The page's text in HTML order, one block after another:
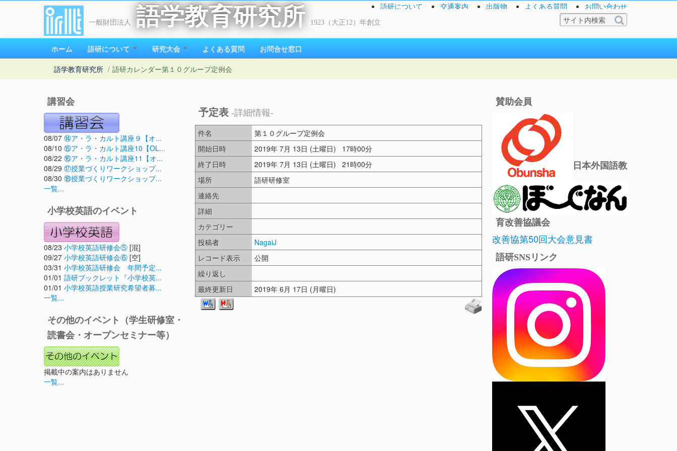
一般財団法人 語学教育研究所 1923（大正12）年創立
語研について 交通案内 出版物 よくある質問 お問い合わせ
ホーム 語研について 研究大会 よくある質問 お問合せ窓口
語学教育研究所 / 語研カレンダー第１０グループ定例会
講習会
08/07 ⑭ア・ラ・カルト講座９【オ...
08/10 ⑮ア・ラ・カルト講座10【OL...
08/22 ⑯ア・ラ・カルト講座11【オ...
08/29 ⑰授業づくりワークショップ...
08/30 ⑱授業づくりワークショップ...
一覧...
小学校英語のイベント
08/23 小学校英語研修会⑤ [混]
09/27 小学校英語研修会⑥ [空]
03/31 小学校英語研修会 年間予定...
01/01 語研ブックレット『小学校英...
01/01 小学校英語授業研究希望者募...
一覧...
その他のイベント（学生研修室・
読書会・オープンセミナー等）
掲載中の案内はありません
一覧...
予定表 -詳細情報-
件名
第１０グループ定例会
開始日時
2019年 7月 13日 (土曜日) 17時00分
終了日時
2019年 7月 13日 (土曜日) 21時00分
場所
語研研修室
連絡先
詳細
カテゴリー
投稿者
NagaiJ
レコード表示
公開
繰り返し
最終更新日
2019年 6月 17日 (月曜日)
賛助会員
日本外国語教
育改善協議会
改善協第50回大会意見書
語研SNSリンク